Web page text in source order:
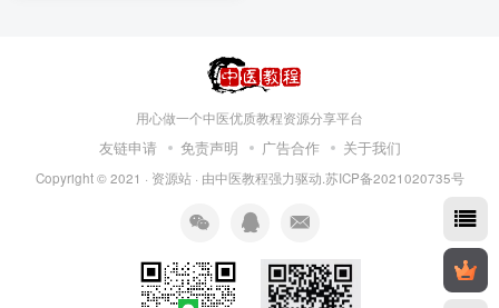
用心做一个中医优质教程资源分享平台
友链申请 免责声明 广告合作 关于我们
Copyright © 2021 · 资源站· 由中医教程强力驱动.苏ICP备2021020735号